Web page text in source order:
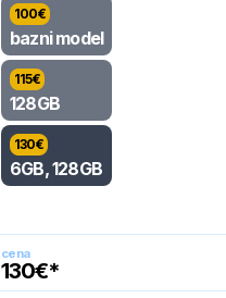
100€
bazni model
115€
128GB
130€
6GB, 128GB
cena
130€*